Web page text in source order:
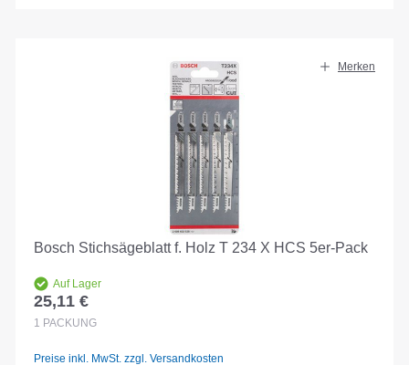
Merken
Bosch Stichsägeblatt f. Holz T 234 X HCS 5er-Pack
Auf Lager
Regulärer Preis:
25,11 €
1 PACKUNG
Preise inkl. MwSt. zzgl. Versandkosten